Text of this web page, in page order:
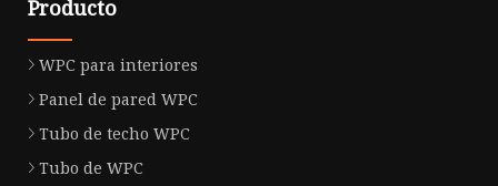
Producto
WPC para interiores
Panel de pared WPC
Tubo de techo WPC
Tubo de WPC